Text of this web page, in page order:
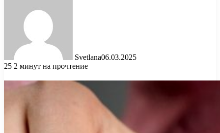
Svetlana06.03.2025
25 2 минут на прочтение